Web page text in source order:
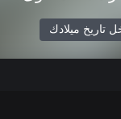
تاريخ ميلادك